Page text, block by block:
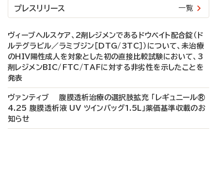
プレスリリース 一覧
ヴィーブヘルスケア、2剤レジメンであるドウベイト配合錠（ド
ルテグラビル／ラミブジン［DTG/3TC］）について、未治療
のHIV陽性成人を対象とした初の直接比較試験において、3
剤レジメンBIC/FTC/TAFに対する非劣性を示したことを
発表
ヴァンティブ 腹膜透析治療の選択肢拡充 「レギュニール®
4.25 腹膜透析液 UV ツインバッグ1.5L」薬価基準収載のお
知らせ